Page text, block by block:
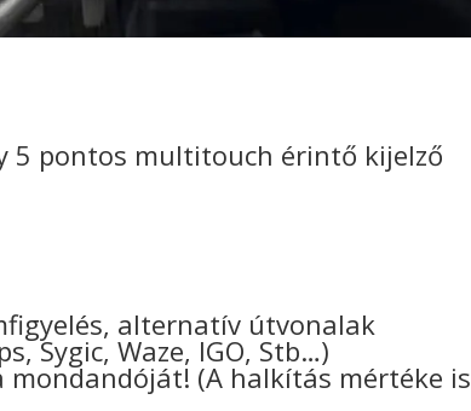
5 pontos multitouch érintő kijelző
alternatív útvonalak
Sygic, Waze, IGO, Stb…)
(A halkítás mértéke is